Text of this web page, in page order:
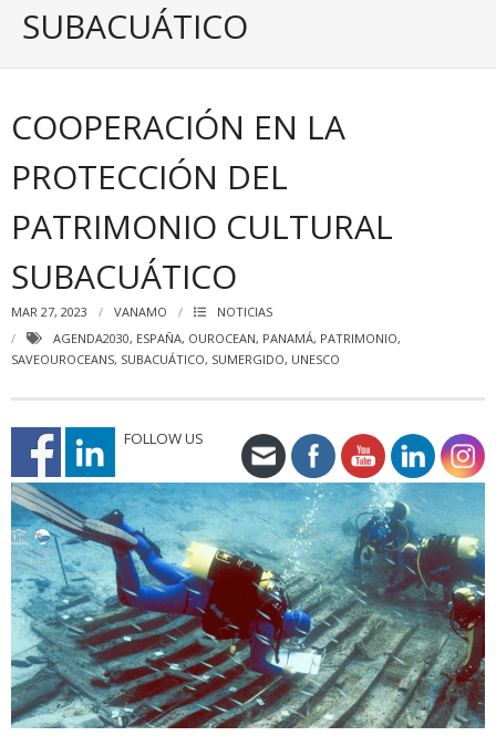
SUBACUÁTICO
COOPERACIÓN EN LA
PROTECCIÓN DEL
PATRIMONIO CULTURAL
SUBACUÁTICO
MAR 27, 2023 VANAMO
NOTICIAS
AGENDA2030, ESPAÑA, OUROCEAN, PANAMÁ, PATRIMONIO,
SAVEOUROCEANS, SUBACUÁTICO, SUMERGIDO, UNESCO
FOLLOW US